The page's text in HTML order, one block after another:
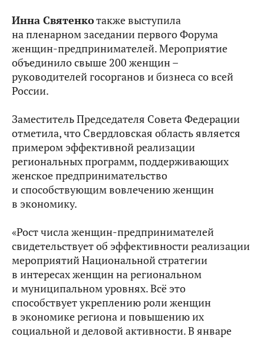
Инна Святенкотакже выступила
на пленарном заседании первого Форума
женщин-предпринимателей. Мероприятие
объединило свыше 200 женщин –
руководителей госорганов и бизнеса со всей
России.
Заместитель Председателя Совета Федерации
отметила, что Свердловская область является
примером эффективной реализации
региональных программ, поддерживающих
женское предпринимательство
и способствующим вовлечению женщин
в экономику.
«Рост числа женщин-предпринимателей
свидетельствует об эффективности реализации
мероприятий Национальной стратегии
в интересах женщин на региональном
и муниципальном уровнях. Всё это
способствует укреплению роли женщин
в экономике региона и повышению их
социальной и деловой активности. В январе